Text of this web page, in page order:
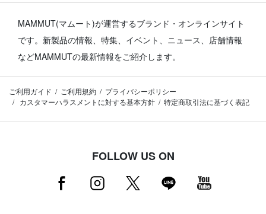
MAMMUT(マムート)が運営するブランド・オンラインサイト
です。 新製品の情報、特集、イベント、ニュース、店舗情報
などMAMMUTの最新情報をご紹介します。
ご利用ガイド ご利用規約
プライバシーポリシー
カスタマーハラスメントに対する基本方針
特定商取引法に基づく表記
FOLLOW US ON